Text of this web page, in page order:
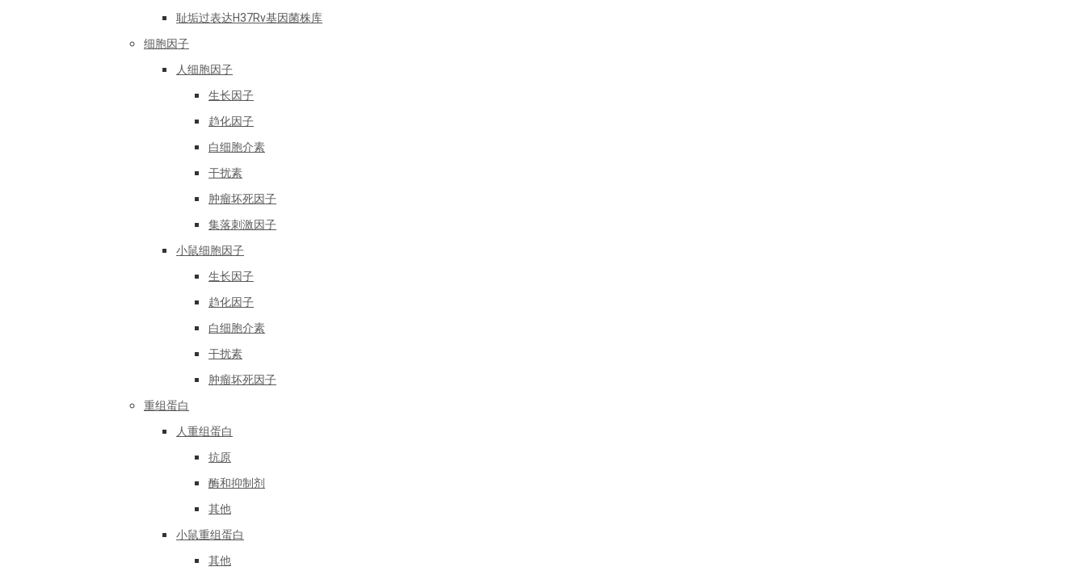
耻垢过表达H37Rv基因菌株库
细胞因子
人细胞因子
生长因子
趋化因子
白细胞介素
干扰素
肿瘤坏死因子
集落刺激因子
小鼠细胞因子
生长因子
趋化因子
白细胞介素
干扰素
肿瘤坏死因子
重组蛋白
人重组蛋白
抗原
酶和抑制剂
其他
小鼠重组蛋白
其他